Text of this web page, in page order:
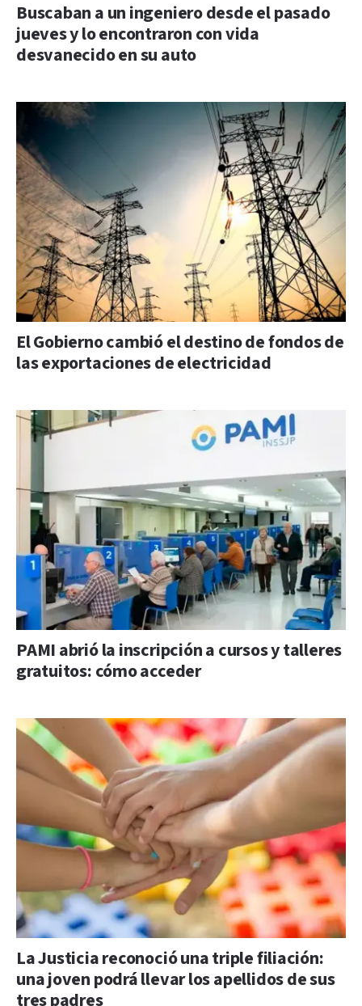
Buscaban a un ingeniero desde el pasado
jueves y lo encontraron con vida
desvanecido en su auto
El Gobierno cambió el destino de fondos de
las exportaciones de electricidad
PAMI abrió la inscripción a cursos y talleres
gratuitos: cómo acceder
La Justicia reconoció una triple filiación:
una joven podrá llevar los apellidos de sus
tres padres